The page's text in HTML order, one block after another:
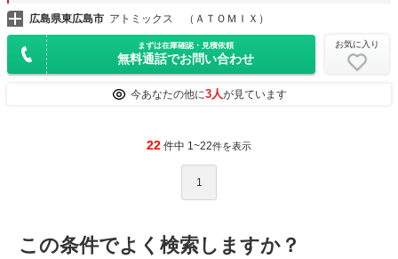
広島県東広島市 アトミックス （ＡＴＯＭＩＸ）
まずは在庫確認・見積依頼
無料通話でお問い合わせ
お気に入り
今あなたの他に3人が見ています
22 件中 1~22件を表示
1
この条件でよく検索しますか？